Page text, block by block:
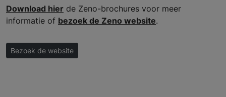
Download hier de Zeno-brochures voor meer
informatie of bezoek de Zeno website.
Bezoek de website